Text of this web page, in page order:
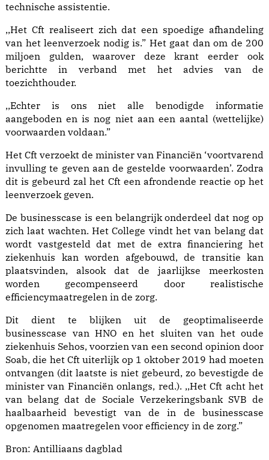
technische assistentie.
,,Het Cft realiseert zich dat een spoedige afhandeling
van het leenverzoek nodig is.” Het gaat dan om de 200
miljoen gulden, waarover deze krant eerder ook
berichtte in verband met het advies van de
toezichthouder.
,,Echter is ons niet alle benodigde informatie
aangeboden en is nog niet aan een aantal (wettelijke)
voorwaarden voldaan.”
Het Cft verzoekt de minister van Financiën ‘voortvarend
invulling te geven aan de gestelde voorwaarden’. Zodra
dit is gebeurd zal het Cft een afrondende reactie op het
leenverzoek geven.
De businesscase is een belangrijk onderdeel dat nog op
zich laat wachten. Het College vindt het van belang dat
wordt vastgesteld dat met de extra financiering het
ziekenhuis kan worden afgebouwd, de transitie kan
plaatsvinden, alsook dat de jaarlijkse meerkosten
worden gecompenseerd door realistische
efficiencymaatregelen in de zorg.
Dit dient te blijken uit de geoptimaliseerde
businesscase van HNO en het sluiten van het oude
ziekenhuis Sehos, voorzien van een second opinion door
Soab, die het Cft uiterlijk op 1 oktober 2019 had moeten
ontvangen (dit laatste is niet gebeurd, zo bevestigde de
minister van Financiën onlangs, red.). ,,Het Cft acht het
van belang dat de Sociale Verzekeringsbank SVB de
haalbaarheid bevestigt van de in de businesscase
opgenomen maatregelen voor efficiency in de zorg.”
Bron: Antilliaans dagblad